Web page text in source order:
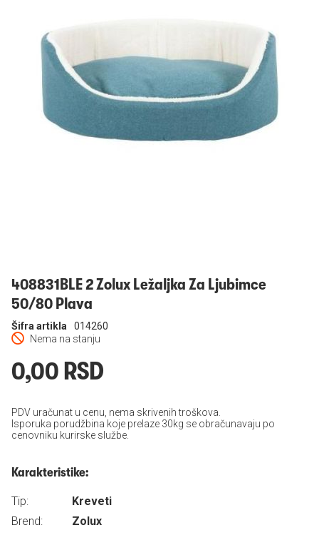
408831BLE 2 Zolux Ležaljka Za Ljubimce
50/80 Plava
Nema na stanju
Šifra artikla 014260
0,00 RSD
PDV uračunat u cenu, nema skrivenih troškova.
Isporuka porudžbina koje prelaze 30kg se obračunavaju po
cenovniku kurirske službe.
Karakteristike:
Tip:
Kreveti
Brend:
Zolux